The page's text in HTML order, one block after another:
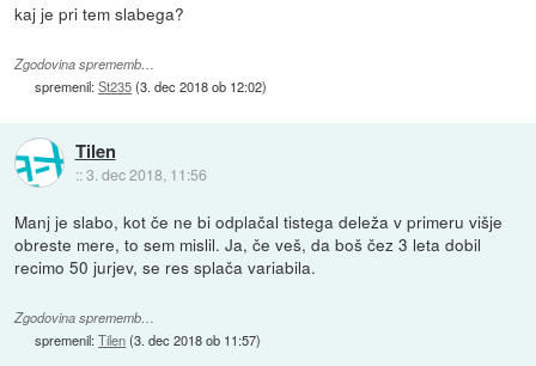
kaj je pri tem slabega?
Zgodovina sprememb…
spremenil:St235(3. dec 2018 ob 12:02)
Tilen
::3. dec 2018, 11:56
Manj je slabo, kot če ne bi odplačal tistega deleža v primeru višje
obreste mere, to sem mislil. Ja, če veš, da boš čez 3 leta dobil
recimo 50 jurjev, se res splača variabila.
Zgodovina sprememb…
spremenil:Tilen(3. dec 2018 ob 11:57)